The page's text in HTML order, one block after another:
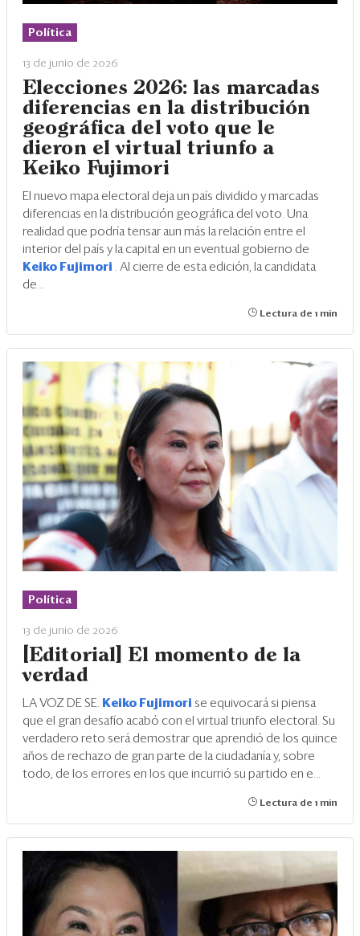
Política
13 de junio de 2026
Elecciones 2026: las marcadas
diferencias en la distribución
geográfica del voto que le
dieron el virtual triunfo a
Keiko Fujimori
El nuevo mapa electoral deja un país dividido y marcadas
diferencias en la distribución geográfica del voto. Una
realidad que podría tensar aun más la relación entre el
interior del país y la capital en un eventual gobierno de
Keiko Fujimori
. Al cierre de esta edición, la candidata
de...
Lectura de 1 min
Política
13 de junio de 2026
[Editorial] El momento de la
verdad
LA VOZ DE SE. Keiko Fujimori se equivocará si piensa
que el gran desafío acabó con el virtual triunfo electoral. Su
verdadero reto será demostrar que aprendió de los quince
años de rechazo de gran parte de la ciudadanía y, sobre
todo, de los errores en los que incurrió su partido en e...
Lectura de 1 min